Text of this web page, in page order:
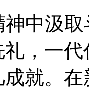
中汲取
，一
就。